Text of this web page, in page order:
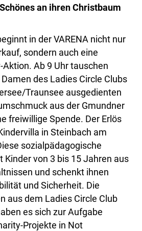
an ihren Christbaum
in der VARENA nicht nur
sondern auch eine
Ab 9 Uhr tauschen
des Ladies Circle Clubs
Traunsee ausgedienten
aus der Gmundner
freiwillige Spende. Der Erlös
in Steinbach am
sozialpädagogische
Kinder von 3 bis 15 Jahren aus
und schenkt ihnen
und Sicherheit. Die
aus dem Ladies Circle Club
es sich zur Aufgabe
Projekte in Not